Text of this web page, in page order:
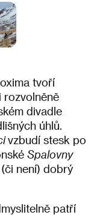
tvoří
rozvolněně
divadle
úhlů.
vzbudí stesk po
Spalovny
není) dobrý
patří